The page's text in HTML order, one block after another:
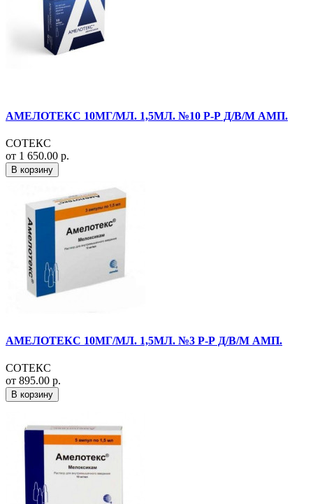
АМЕЛОТЕКС 10МГ/МЛ. 1,5МЛ. №10 Р-Р Д/В/М АМП.
СОТЕКС
от 1 650.00 р.
В корзину
АМЕЛОТЕКС 10МГ/МЛ. 1,5МЛ. №3 Р-Р Д/В/М АМП.
СОТЕКС
от 895.00 р.
В корзину